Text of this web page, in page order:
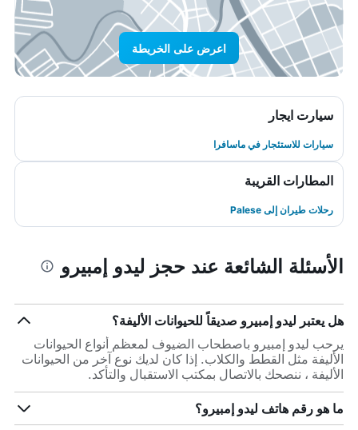
اعرض على الخريطة
سيارت ايجار
سيارات للاستئجار في ماسافرا
المطارات القريبة
رحلات طيران إلى Palese
الأسئلة الشائعة عند حجز ليدو إمبيرو
هل يعتبر ليدو إمبيرو صديقاً للحيوانات الأليفة؟
يرحب ليدو إمبيرو باصطحاب الضيوف لمعظم أنواع الحيوانات
الأليفة مثل القطط والكلاب. إذا كان لديك نوع آخر من الحيوانات
الأليفة ، ننصحك بالاتصال بمكتب الاستقبال والتأكد.
ما هو رقم هاتف ليدو إمبيرو؟